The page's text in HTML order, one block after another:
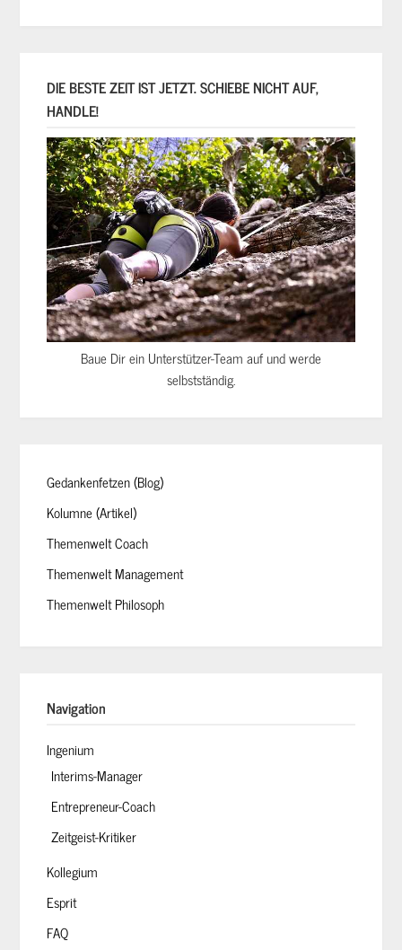
DIE BESTE ZEIT IST JETZT. SCHIEBE NICHT AUF,
HANDLE!
Baue Dir ein Unterstützer-Team auf und werde
selbstständig.
Gedankenfetzen (Blog)
Kolumne (Artikel)
Themenwelt Coach
Themenwelt Management
Themenwelt Philosoph
Navigation
Ingenium
Interims-Manager
Entrepreneur-Coach
Zeitgeist-Kritiker
Kollegium
Esprit
FAQ